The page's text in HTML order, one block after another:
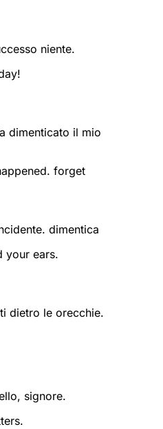
niente.
dimenticato il mio
forget
dimentica
your ears.
dietro le orecchie.
signore.